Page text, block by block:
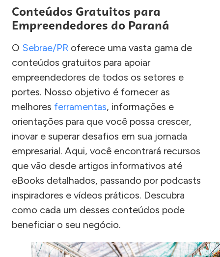
Conteúdos Gratuitos para
Empreendedores do Paraná
O Sebrae/PR oferece uma vasta gama de
conteúdos gratuitos para apoiar
empreendedores de todos os setores e
portes. Nosso objetivo é fornecer as
melhores ferramentas, informações e
orientações para que você possa crescer,
inovar e superar desafios em sua jornada
empresarial. Aqui, você encontrará recursos
que vão desde artigos informativos até
eBooks detalhados, passando por podcasts
inspiradores e vídeos práticos. Descubra
como cada um desses conteúdos pode
beneficiar o seu negócio.